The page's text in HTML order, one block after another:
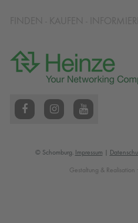
© Schomburg. Impressum
Gestaltung & Realisation